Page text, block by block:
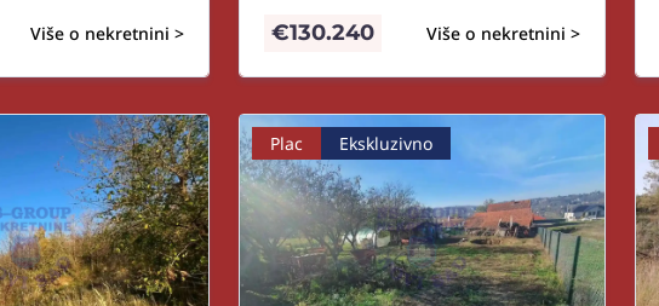
Više o nekretnini > Više o nekretnini >
€130.240
Plac Ekskluzivno